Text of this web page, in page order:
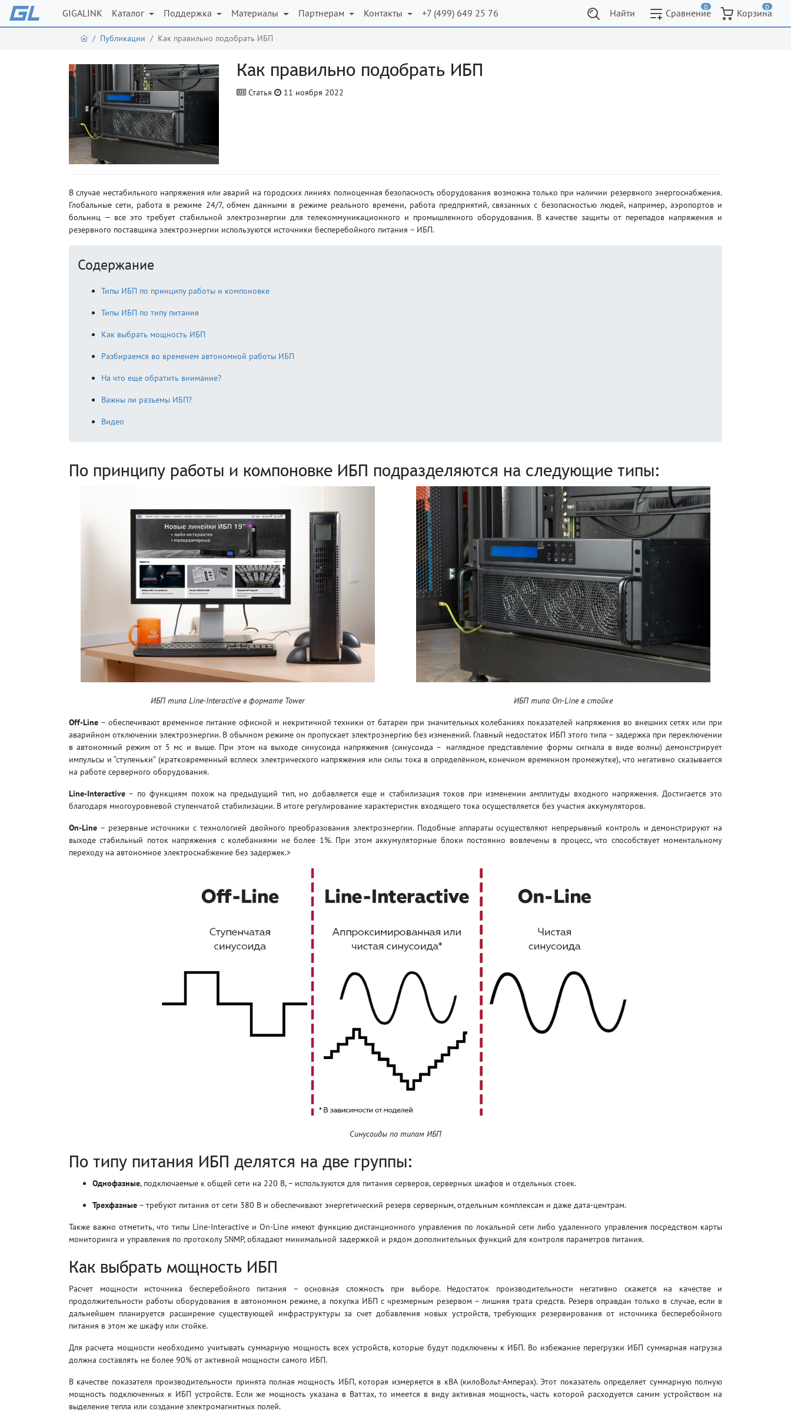
GIGALINK Каталог Поддержка Материалы Партнерам Контакты +7 (499) 649 25 76 Найти Сравнение
0
Корзина
0
Публикации Как правильно подобрать ИБП
Как правильно подобрать ИБП
Статья 11 ноября 2022
В случае нестабильного напряжения или аварий на городских линиях полноценная безопасность оборудования возможна только при наличии резервного энергоснабжения.
Глобальные сети, работа в режиме 24/7, обмен данными в режиме реального времени, работа предприятий, связанных с безопасностью людей, например, аэропортов и
больниц — все это требует стабильной электроэнергии для телекоммуникационного и промышленного оборудования. В качестве защиты от перепадов напряжения и
резервного поставщика электроэнергии используются источники бесперебойного питания – ИБП.
Содержание
Типы ИБП по принципу работы и компоновке
Типы ИБП по типу питания
Как выбрать мощность ИБП
Разбираемся во временем автономной работы ИБП
На что еще обратить внимание?
Важны ли разъемы ИБП?
Видео
По принципу работы и компоновке ИБП подразделяются на следующие типы:
ИБП типа Line-Interactive в формате Tower ИБП типа On-Line в стойке
Off-Line – обеспечивают временное питание офисной и некритичной техники от батареи при значительных колебаниях показателей напряжения во внешних сетях или при
аварийном отключении электроэнергии. В обычном режиме он пропускает электроэнергию без изменений. Главный недостаток ИБП этого типа – задержка при переключении
в автономный режим от 5 мс и выше. При этом на выходе синусоида напряжения (синусоида – наглядное представление формы сигнала в виде волны) демонстрирует
импульсы и “ступеньки” (кратковременный всплеск электрического напряжения или силы тока в определённом, конечном временном промежутке), что негативно сказывается
на работе серверного оборудования.
Line-Interactive – по функциям похож на предыдущий тип, но добавляется еще и стабилизация токов при изменении амплитуды входного напряжения. Достигается это
благодаря многоуровневой ступенчатой стабилизации. В итоге регулирование характеристик входящего тока осуществляется без участия аккумуляторов.
On-Line – резервные источники с технологией двойного преобразования электроэнергии. Подобные аппараты осуществляют непрерывный контроль и демонстрируют на
выходе стабильный поток напряжения с колебаниями не более 1%. При этом аккумуляторные блоки постоянно вовлечены в процесс, что способствует моментальному
переходу на автономное электроснабжение без задержек.>
Синусоиды по типам ИБП
По типу питания ИБП делятся на две группы:
Однофазные, подключаемые к общей сети на 220 В, – используются для питания серверов, серверных шкафов и отдельных стоек.
Трехфазные – требуют питания от сети 380 В и обеспечивают энергетический резерв серверным, отдельным комплексам и даже дата-центрам.
Также важно отметить, что типы Line-Interactive и On-Line имеют функцию дистанционного управления по локальной сети либо удаленного управления посредством карты
мониторинга и управления по протоколу SNMP, обладают минимальной задержкой и рядом дополнительных функций для контроля параметров питания.
Как выбрать мощность ИБП
Расчет мощности источника бесперебойного питания – основная сложность при выборе. Недостаток производительности негативно скажется на качестве и
продолжительности работы оборудования в автономном режиме, а покупка ИБП с чрезмерным резервом – лишняя трата средств. Резерв оправдан только в случае, если в
дальнейшем планируется расширение существующей инфраструктуры за счет добавления новых устройств, требующих резервирования от источника бесперебойного
питания в этом же шкафу или стойке.
Для расчета мощности необходимо учитывать суммарную мощность всех устройств, которые будут подключены к ИБП. Во избежание перегрузки ИБП суммарная нагрузка
должна составлять не более 90% от активной мощности самого ИБП.
В качестве показателя производительности принята полная мощность ИБП, которая измеряется в кВА (килоВольт-Амперах). Этот показатель определяет суммарную полную
мощность подключенных к ИБП устройств. Если же мощность указана в Ваттах, то имеется в виду активная мощность, часть которой расходуется самим устройством на
выделение тепла или создание электромагнитных полей.